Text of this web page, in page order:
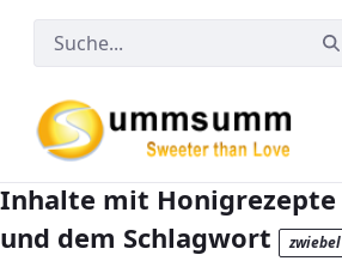
Zum Hauptinhalt springen
Inhalte mit Honigrezepte
und dem Schlagwort zwiebel